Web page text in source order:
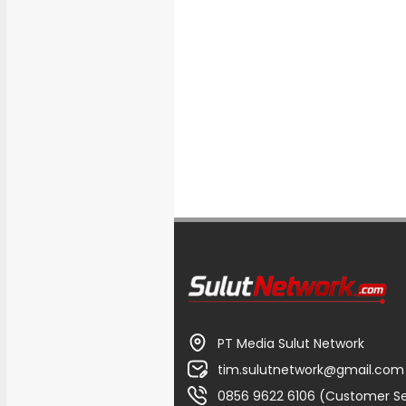
PT Media Sulut Network
tim.sulutnetwork@gmail.com
0856 9622 6106 (Customer